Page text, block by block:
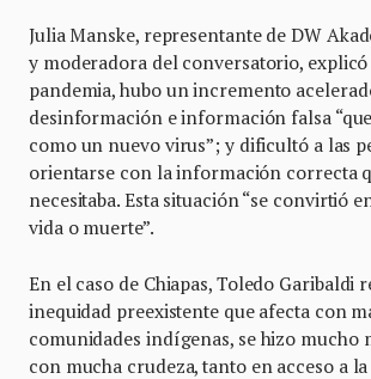
Julia Manske, representante de DW
y moderadora del conversatorio,
pandemia, hubo un incremento
desinformación e información falsa
como un nuevo virus”; y dificultó a las
orientarse con la información correcta
necesitaba. Esta situación “se convirtió
vida o muerte”.
En el caso de Chiapas, Toledo Garibaldi
inequidad preexistente que afecta con
comunidades indígenas, se hizo mucho
con mucha crudeza, tanto en acceso a